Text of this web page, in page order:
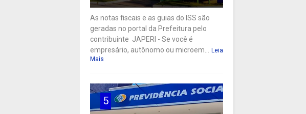
As notas fiscais e as guias do ISS são
geradas no portal da Prefeitura pelo
contribuinte JAPERI - Se você é
empresário, autônomo ou microem...
Leia
Mais
5